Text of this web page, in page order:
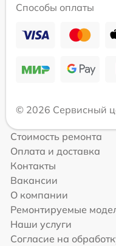
Способы оплаты
© 2026 Сервисный
Стоимость ремонта
Оплата и доставка
Контакты
Вакансии
О компании
Ремонтируемые
Наши услуги
Согласие на